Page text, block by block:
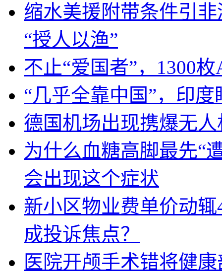
缩水美援附带条件引
“授人以渔”
不止“爱国者”，1300
“几乎全靠中国”，印
德国机场出现携爆无
为什么血糖高脚最先“
会出现这个症状
新小区物业费单价动
成投诉焦点？
医院开颅手术错将健